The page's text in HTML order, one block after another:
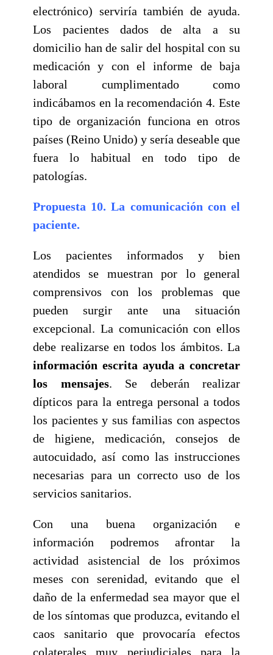
electrónico) serviría también de ayuda.
Los pacientes dados de alta a su
domicilio han de salir del hospital con su
medicación y con el informe de baja
laboral cumplimentado como
indicábamos en la recomendación 4. Este
tipo de organización funciona en otros
países (Reino Unido) y sería deseable que
fuera lo habitual en todo tipo de
patologías.
Propuesta 10. La comunicación con el
paciente.
Los pacientes informados y bien
atendidos se muestran por lo general
comprensivos con los problemas que
pueden surgir ante una situación
excepcional. La comunicación con ellos
debe realizarse en todos los ámbitos. La
información escrita ayuda a concretar
los mensajes. Se deberán realizar
dípticos para la entrega personal a todos
los pacientes y sus familias con aspectos
de higiene, medicación, consejos de
autocuidado, así como las instrucciones
necesarias para un correcto uso de los
servicios sanitarios.
Con una buena organización e
información podremos afrontar la
actividad asistencial de los próximos
meses con serenidad, evitando que el
daño de la enfermedad sea mayor que el
de los síntomas que produzca, evitando el
caos sanitario que provocaría efectos
colaterales muy perjudiciales para la